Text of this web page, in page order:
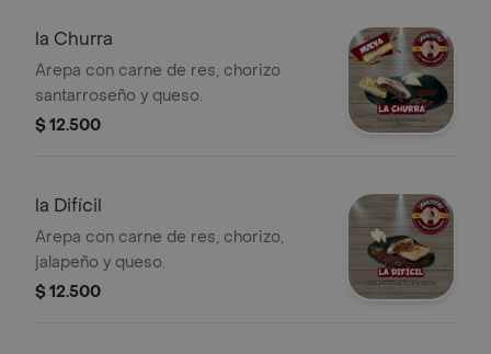
la Churra
Arepa con carne de res, chorizo
santarroseño y queso.
$ 12.500
la Difícil
Arepa con carne de res, chorizo,
jalapeño y queso.
$ 12.500